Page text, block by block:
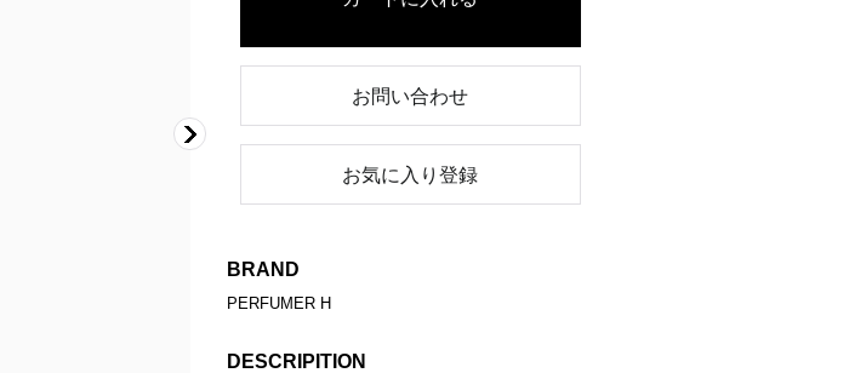
お問い合わせ
お気に入り登録
BRAND
PERFUMER H
DESCRIPITION